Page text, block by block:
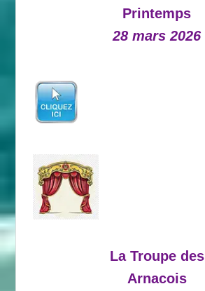
Printemps
28 mars 2026
La Troupe des
Arnacois